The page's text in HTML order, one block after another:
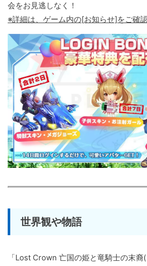
会をお見逃しなく！
※詳細は、ゲーム内の[お知らせ]をご確
世界観や物語
「Lost Crown 亡国の姫と竜騎士の末